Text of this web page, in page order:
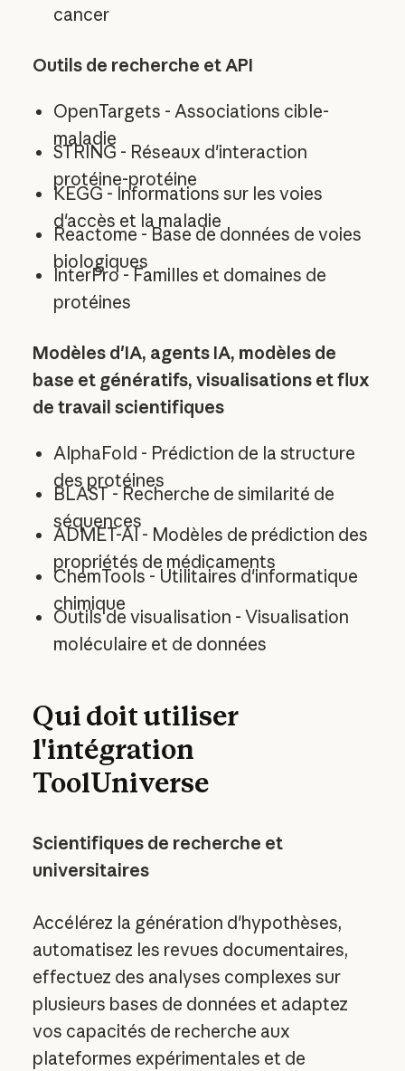
cancer
Outils de recherche et API
OpenTargets - Associations cible-
maladie
STRING - Réseaux d'interaction
protéine-protéine
KEGG - Informations sur les voies
d'accès et la maladie
Reactome - Base de données de voies
biologiques
InterPro - Familles et domaines de
protéines
Modèles d'IA, agents IA, modèles de
base et génératifs, visualisations et flux
de travail scientifiques
AlphaFold - Prédiction de la structure
des protéines
BLAST - Recherche de similarité de
séquences
ADMET-AI - Modèles de prédiction des
propriétés de médicaments
ChemTools - Utilitaires d'informatique
chimique
Outils de visualisation - Visualisation
moléculaire et de données
Qui doit utiliser
l'intégration
ToolUniverse
Scientifiques de recherche et
universitaires
Accélérez la génération d'hypothèses,
automatisez les revues documentaires,
effectuez des analyses complexes sur
plusieurs bases de données et adaptez
vos capacités de recherche aux
plateformes expérimentales et de